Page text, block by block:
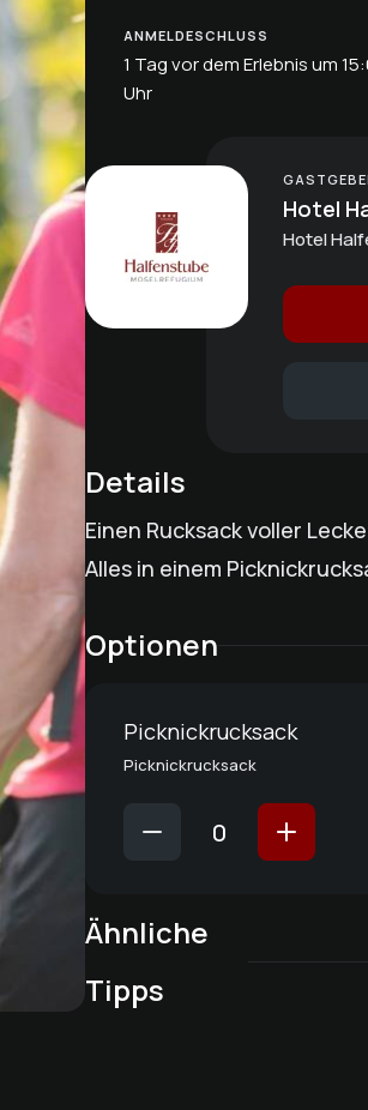
ANMELDESCHLUSS
1 Tag vor dem Erlebnis um
Uhr
Hotel
Hotel
Details
Einen Rucksack voller
Alles in einem
Optionen
Picknickrucksack
Picknickrucksack
Ähnliche
Tipps
Lieblingsplatz in der
Küche
Küchenparty